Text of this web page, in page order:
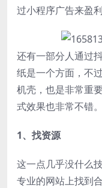
过小程序广告来盈利
还有一部分人通过
纸是一个方面，不
机壳，也是非常重
式效果也非常不错
1、找资源
这一点几乎没什么
专业的网站上找到